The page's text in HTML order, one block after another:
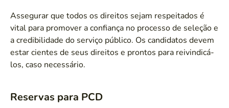
Assegurar que todos os direitos sejam respeitados é
vital para promover a confiança no processo de seleção e
a credibilidade do serviço público. Os candidatos devem
estar cientes de seus direitos e prontos para reivindicá-
los, caso necessário.
Reservas para PCD